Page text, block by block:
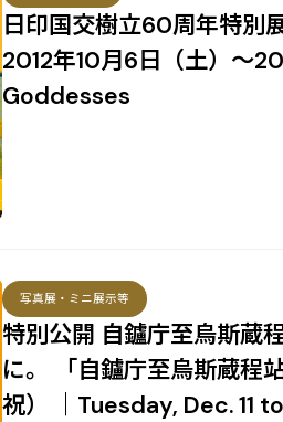
日印国交樹立60周年特別
2012年10月6日（土）～
Goddesses
特別公開 自鑪庁至烏斯蔵
に。 「自鑪庁至烏斯蔵程
祝） ｜Tuesday, Dec. 11
写真展・ミニ展示等